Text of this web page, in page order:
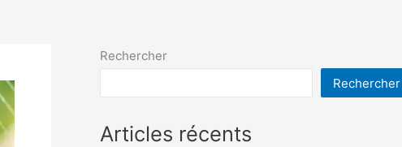
Rechercher
Rechercher
Articles récents